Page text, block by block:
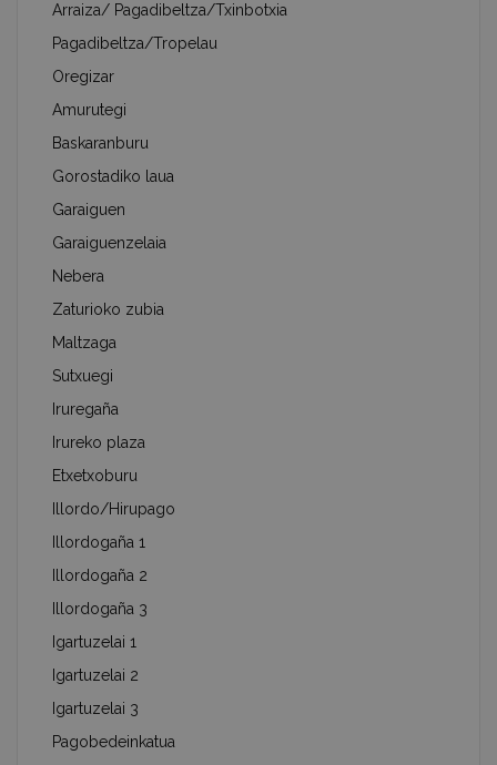
Arraiza/ Pagadibeltza/Txinbotxia
Pagadibeltza/Tropelau
Oregizar
Amurutegi
Baskaranburu
Gorostadiko laua
Garaiguen
Garaiguenzelaia
Nebera
Zaturioko zubia
Maltzaga
Sutxuegi
Iruregaña
Irureko plaza
Etxetxoburu
Illordo/Hirupago
Illordogaña 1
Illordogaña 2
Illordogaña 3
Igartuzelai 1
Igartuzelai 2
Igartuzelai 3
Pagobedeinkatua